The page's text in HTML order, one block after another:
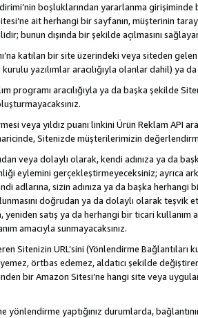
boşluklarından yararlanma
ait herhangi bir sayfanın, müşterinin
bunun dışında bir şekilde açılmasını
katılan bir site üzerindeki veya siteden
yazılımlar aracılığıyla olanlar dahil) ya
programı aracılığıyla ya da başka şekilde
veya yıldız puanı linkini Ürün Reklam API
Sitenizde müşterilerimizin
veya dolaylı olarak, kendi adınıza ya da
eylemini gerçekleştirmeyeceksiniz; ayrıca
adlarına, sizin adınıza ya da başka herhangi
doğrudan ya da dolaylı olarak teşvik
yeniden satış ya da herhangi bir ticari
amacıyla sunmayacaksınız.
Sitenizin URL’sini (Yönlendirme Bağlantıları
örtbas edemez, aldatıcı şekilde
bir Amazon Sitesi’ne hangi site veya
yönlendirme yaptığınız durumlarda,